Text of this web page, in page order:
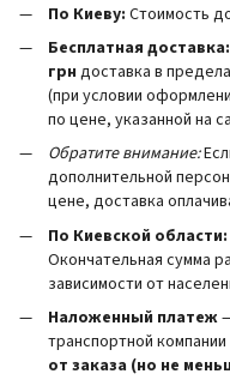
По Киеву: Стоимость
Бесплатная доставка:
грн доставка в
(при условии
по цене, указанной на
Обратите внимание:
дополнительной
цене, доставка
По Киевской области:
Окончательная сумма
зависимости от
Наложенный платеж
транспортной компании
от заказа (но не